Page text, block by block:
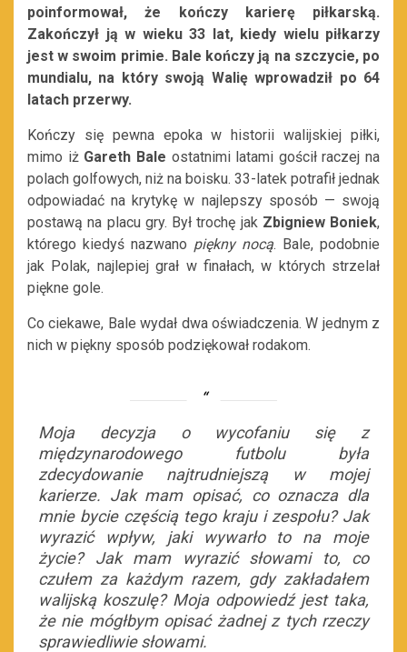
poinformował, że kończy karierę piłkarską.
Zakończył ją w wieku 33 lat, kiedy wielu piłkarzy
jest w swoim primie. Bale kończy ją na szczycie, po
mundialu, na który swoją Walię wprowadził po 64
latach przerwy.
Kończy się pewna epoka w historii walijskiej piłki,
mimo iż Gareth Bale ostatnimi latami gościł raczej na
polach golfowych, niż na boisku. 33-latek potrafił jednak
odpowiadać na krytykę w najlepszy sposób — swoją
postawą na placu gry. Był trochę jak Zbigniew Boniek,
którego kiedyś nazwano piękny nocą. Bale, podobnie
jak Polak, najlepiej grał w finałach, w których strzelał
piękne gole.
Co ciekawe, Bale wydał dwa oświadczenia. W jednym z
nich w piękny sposób podziękował rodakom.
Moja decyzja o wycofaniu się z
międzynarodowego futbolu była
zdecydowanie najtrudniejszą w mojej
karierze. Jak mam opisać, co oznacza dla
mnie bycie częścią tego kraju i zespołu? Jak
wyrazić wpływ, jaki wywarło to na moje
życie? Jak mam wyrazić słowami to, co
czułem za każdym razem, gdy zakładałem
walijską koszulę? Moja odpowiedź jest taka,
że ​​nie mógłbym opisać żadnej z tych rzeczy
sprawiedliwie słowami.